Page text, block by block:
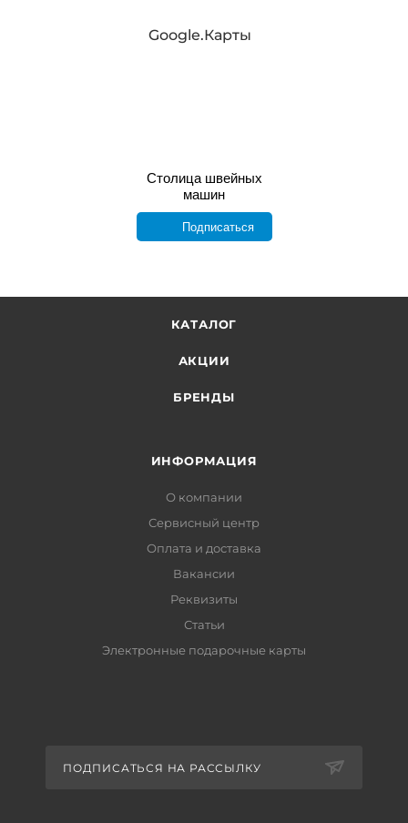
Google.Карты
Столица швейных
машин
Подписаться
КАТАЛОГ
АКЦИИ
БРЕНДЫ
ИНФОРМАЦИЯ
О компании
Сервисный центр
Оплата и доставка
Вакансии
Реквизиты
Статьи
Электронные подарочные карты
ПОДПИСАТЬСЯ НА РАССЫЛКУ